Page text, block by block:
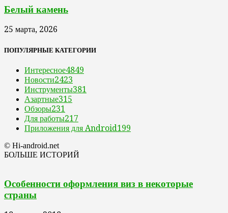
Белый камень
25 марта, 2026
ПОПУЛЯРНЫЕ КАТЕГОРИИ
Интересное4849
Новости2423
Инструменты381
Азартные315
Обзоры231
Для работы217
Приложения для Android199
© Hi-android.net
БОЛЬШЕ ИСТОРИЙ
Особенности оформления виз в некоторые
страны